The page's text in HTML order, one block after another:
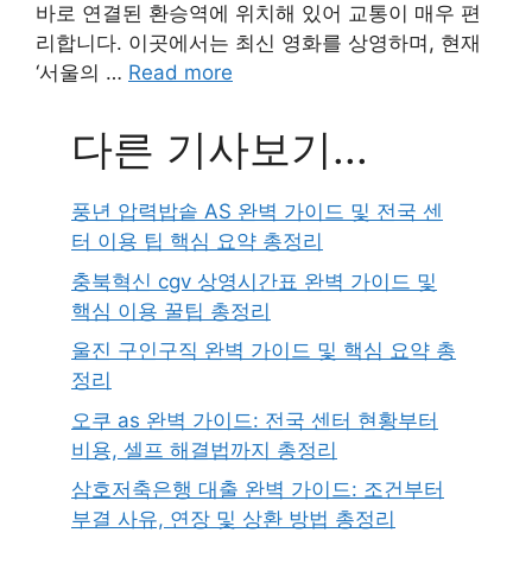
바로 연결된 환승역에 위치해 있어 교통이 매우 편
리합니다. 이곳에서는 최신 영화를 상영하며, 현재
‘서울의 … Read more
다른 기사보기...
풍년 압력밥솥 AS 완벽 가이드 및 전국 센
터 이용 팁 핵심 요약 총정리
충북혁신 cgv 상영시간표 완벽 가이드 및
핵심 이용 꿀팁 총정리
울진 구인구직 완벽 가이드 및 핵심 요약 총
정리
오쿠 as 완벽 가이드: 전국 센터 현황부터
비용, 셀프 해결법까지 총정리
삼호저축은행 대출 완벽 가이드: 조건부터
부결 사유, 연장 및 상환 방법 총정리